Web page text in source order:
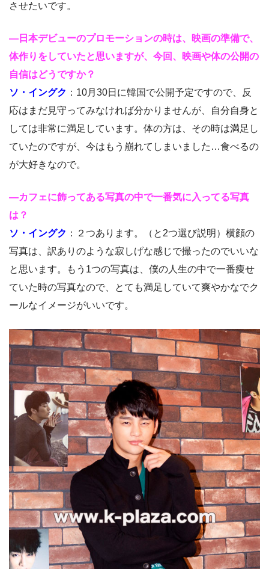
させたいです。
―日本デビューのプロモーションの時は、映画の準備で、
体作りをしていたと思いますが、今回、映画や体の公開の
自信はどうですか？
ソ・イングク ：10月30日に韓国で公開予定ですので、反
応はまだ見守ってみなければ分かりませんが、自分自身と
しては非常に満足しています。体の方は、その時は満足し
ていたのですが、今はもう崩れてしまいました…食べるの
が大好きなので。
―カフェに飾ってある写真の中で一番気に入ってる写真
は？
ソ・イングク ：２つあります。（と2つ選び説明）横顔の
写真は、訳ありのような寂しげな感じで撮ったのでいいな
と思います。もう1つの写真は、僕の人生の中で一番痩せ
ていた時の写真なので、とても満足していて爽やかなでク
ールなイメージがいいです。